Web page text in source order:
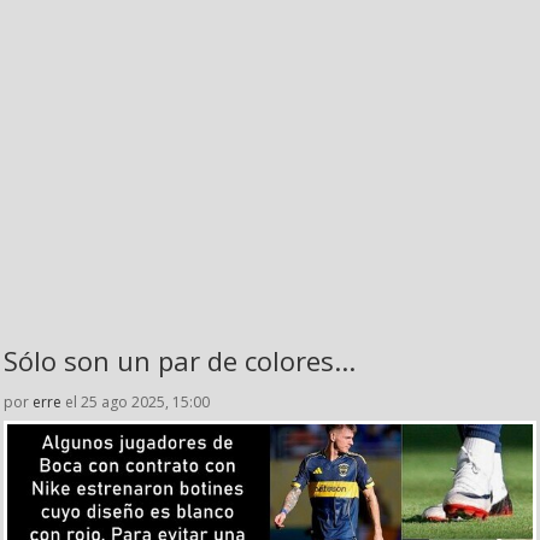
Sólo son un par de colores...
por erre el 25 ago 2025, 15:00